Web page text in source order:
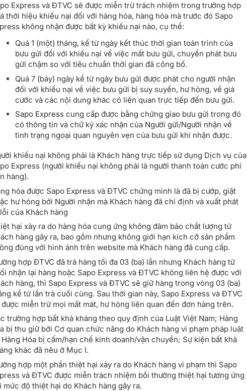
Express và ĐTVC sẽ được miễn trừ trách nhiệm trong trường hợp
thời hiệu khiếu nại đối với hàng hóa, hàng hóa mà trước đó Sapo
không nhận được bất kỳ khiếu nại nào, cụ thể:
Quá 1 (một) tháng, kể từ ngày kết thúc thời gian toàn trình của
bưu gửi đối với khiếu nại về việc mất bưu gửi, chuyển phát bưu
gửi chậm so với tiêu chuẩn thời gian đã công bố.
Quá 7 (bảy) ngày kể từ ngày bưu gửi được phát cho người nhận
đối với khiếu nại về việc bưu gửi bị suy suyển, hư hỏng, về giá
cước và các nội dung khác có liên quan trực tiếp đến bưu gửi.
Sapo Express cung cấp được bằng chứng giao bưu gửi trong đó
có thông tin và chữ ký xác nhận của Người gửi/Người nhận về
tình trạng ngoại quan nguyên vẹn của bưu gửi khi nhận được.
khiếu nại không phải là Khách hàng trực tiếp sử dụng Dịch vụ của
Express (người khiếu nại không phải là người thanh toán cước phí
hàng).
hóa được Sapo Express và ĐTVC chứng minh là đã bị cướp, giật
hư hỏng bởi Người nhận mà Khách hàng đã chỉ định và xuất phát
của Khách hàng
hại xảy ra do hàng hóa cung ứng không đảm bảo chất lượng từ
hàng gây ra, bao gồm nhưng không giới hạn kích cỡ sản phẩm
đúng với hình ảnh trên website mà Khách hàng đã cung cấp.
hợp ĐTVC đã trả hàng tối đa 03 (ba) lần nhưng Khách hàng từ
nhận lại hàng hoặc Sapo Express và ĐTVC không liên hệ được với
hàng, thì Sapo Express và ĐTVC sẽ giữ hàng trong vòng 03 (ba)
kể từ lần trả cuối cùng. Sau thời gian này, Sapo Express và ĐTVC
được miễn trừ mọi mất mát, hư hỏng liên quan đến đơn hàng trên.
trường hợp bất khả kháng theo quy định của Luật Việt Nam; Hàng
bị thu giữ bởi Cơ quan chức năng do Khách hàng vi phạm pháp luật
Hóa bị cấm/hạn chế kinh doanh/vận chuyển; Sự kiện bất khả
khác đã nêu ở Mục I.
hợp một phần thiệt hại xảy ra do Khách hàng vi phạm thì Sapo
và ĐTVC được miễn trách nhiệm bồi thường thiệt hại tương ứng
mức độ thiệt hại do Khách hàng gây ra.